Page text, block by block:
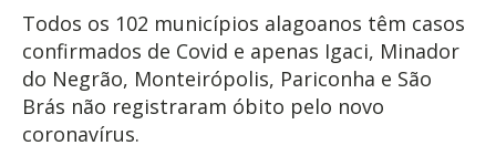
Todos os 102 municípios alagoanos têm casos
confirmados de Covid e apenas Igaci, Minador
do Negrão, Monteirópolis, Pariconha e São
Brás não registraram óbito pelo novo
coronavírus.